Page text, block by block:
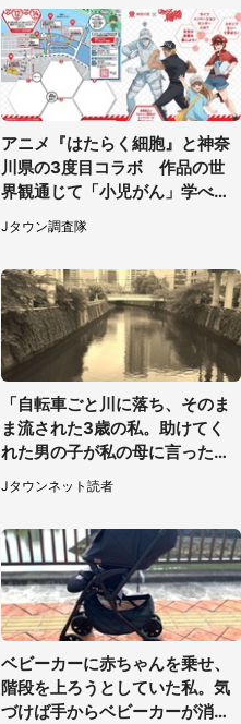
アニメ『はたらく細胞』と神奈
川県の3度目コラボ 作品の世
界観通じて「小児がん」学べる
【8／10～31※平日限定】
Jタウン調査隊
「自転車ごと川に落ち、そのま
ま流された3歳の私。助けてく
れた男の子が私の母に言ったの
は...」（千葉県・20代女性）
Jタウンネット読者
ベビーカーに赤ちゃんを乗せ、
階段を上ろうとしていた私。気
づけば手からベビーカーが消え